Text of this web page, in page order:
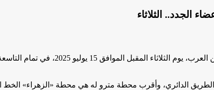
الجدد.. الثلاثاء
يترأس الأستاذ عبدالحليم علام، نقيب
الدائري، وأقرب محطة مترو له هي محطة «الزهراء» الخط